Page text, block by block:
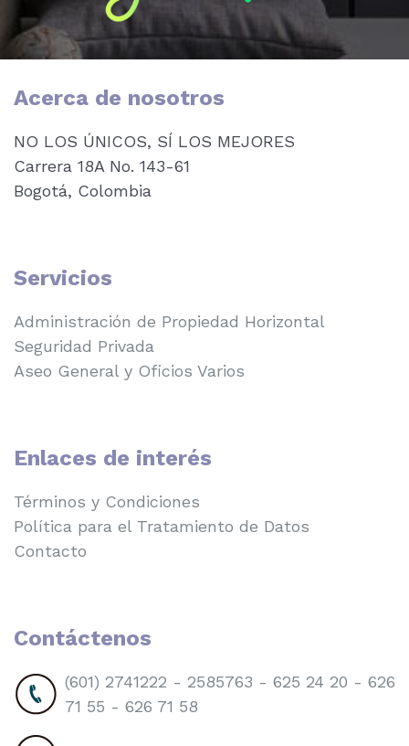
Acerca de nosotros
NO LOS ÚNICOS, SÍ LOS MEJORES
Carrera 18A No. 143-61
Bogotá, Colombia
Servicios
Administración de Propiedad Horizontal
Seguridad Privada
Aseo General y Oficios Varios
Enlaces de interés
Términos y Condiciones
Política para el Tratamiento de Datos
Contacto
Contáctenos
(601) 2741222 - 2585763 - 625 24 20 - 626
71 55 - 626 71 58